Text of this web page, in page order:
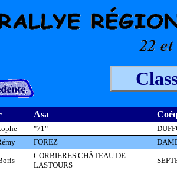
Asa
"71"
FOREZ
CORBIERES CHÂTEAU DE
LASTOURS